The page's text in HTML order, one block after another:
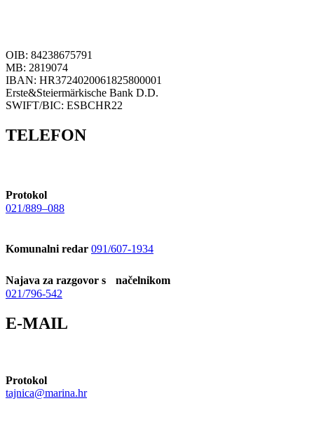
OIB: 84238675791
MB: 2819074
IBAN: HR3724020061825800001
Erste&Steiermärkische Bank D.D.
SWIFT/BIC: ESBCHR22
TELEFON
Protokol
021/889–088
Komunalni redar 091/607-1934
Najava za razgovor s načelnikom
021/796-542
E-MAIL
Protokol
tajnica@marina.hr